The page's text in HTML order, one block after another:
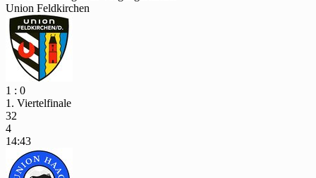
Union Feldkirchen
1 : 0
1. Viertelfinale
32
4
14:43